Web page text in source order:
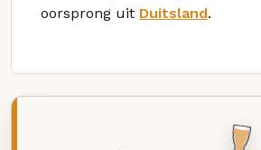
oorsprong uit Duitsland.